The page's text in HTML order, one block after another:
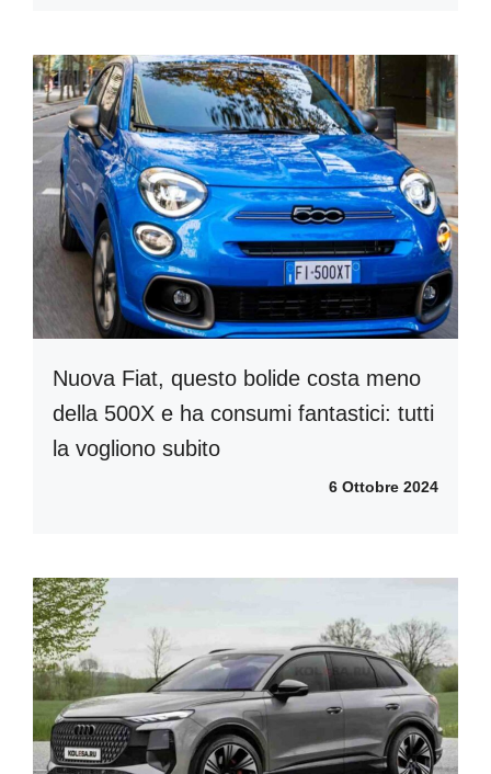
Nuova Fiat, questo bolide costa meno
della 500X e ha consumi fantastici: tutti
la vogliono subito
6 Ottobre 2024